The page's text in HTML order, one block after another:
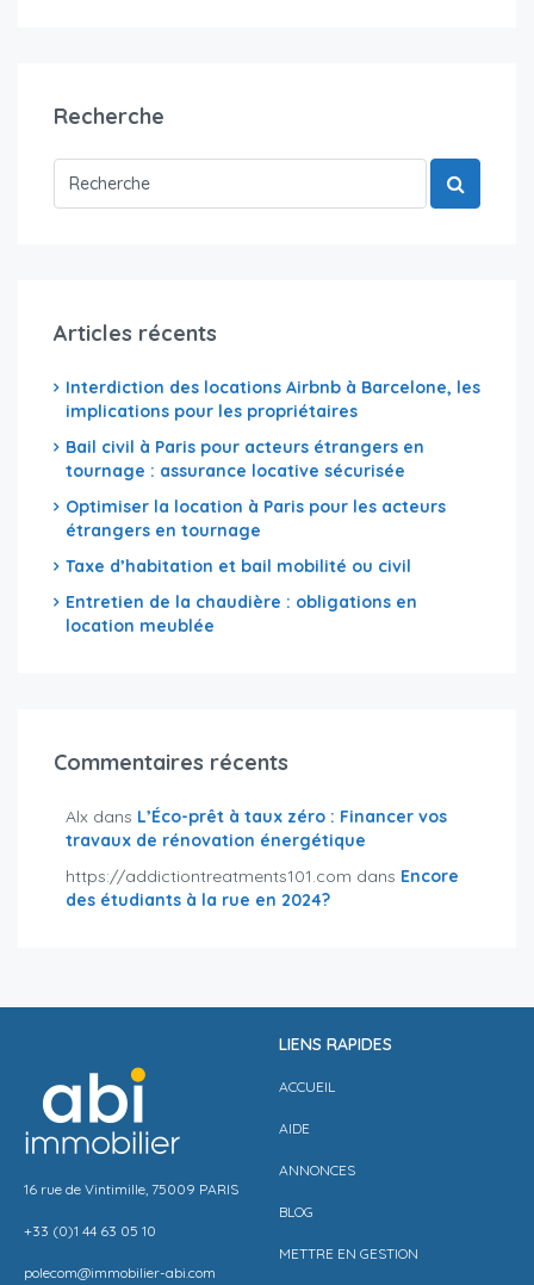
Recherche
Articles récents
Interdiction des locations Airbnb à Barcelone, les
implications pour les propriétaires
Bail civil à Paris pour acteurs étrangers en
tournage : assurance locative sécurisée
Optimiser la location à Paris pour les acteurs
étrangers en tournage
Taxe d’habitation et bail mobilité ou civil
Entretien de la chaudière : obligations en
location meublée
Commentaires récents
Alx dans L’Éco-prêt à taux zéro : Financer vos
travaux de rénovation énergétique
https://addictiontreatments101.com dans Encore
des étudiants à la rue en 2024?
16 rue de Vintimille, 75009 PARIS
+33 (0)1 44 63 05 10
polecom@immobilier-abi.com
LIENS RAPIDES
ACCUEIL
AIDE
ANNONCES
BLOG
METTRE EN GESTION